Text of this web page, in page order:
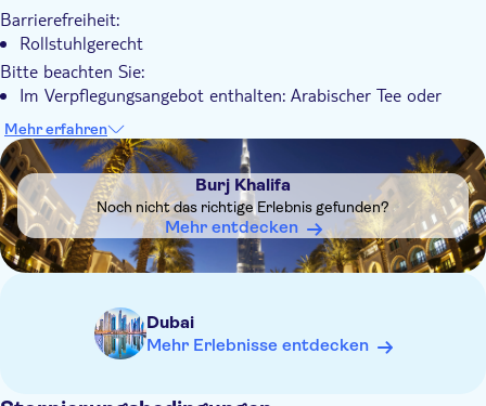
Gourmet
Schlendern Sie mit einem ortskundigen Tourguide durch die
Stadt, der über unübertroffenes Wissen verfügt
Barrierefreiheit:
Rollstuhlgerecht
Bitte beachten Sie:
Im Verpflegungsangebot enthalten: Arabischer Tee oder
Kaffee (frischer Saft für Kinder); eine Schokoladentafel aus
Dubai zum Teilen für 2 Gäste; Käsebrötchen oder Käse-
Sambousek oder Kunafa
Bitte beachten Sie, dass Sie den Burj Khalifa ohne den
lokalen Gastgeber besuchen. Dieser wird Sie anschließend
treffen, um den Rest der Tour fortzusetzen
Bitte informieren Sie den Tourguide im Voraus, falls Sie
Mindestteilnehmerzahl für die Tour: 2 Erwachsene
Mehr erfahren
DSA1Burj Khalifa
Burj Khalifa
Noch nicht das richtige Erlebnis gefunden?
Mehr entdecken
Dubai
Mehr Erlebnisse entdecken